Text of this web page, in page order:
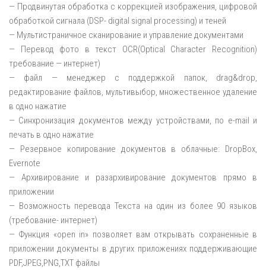
— Продвинутая обработка с коррекцией изображения, цифровой
обработкой сигнала (DSP- digital signal processing) и теней
— Мультистраничное сканирование и управление документами
— Перевод фото в текст OCR(Optical Character Recognition)
требование — интернет)
— файл — менеджер с поддержкой папок, drag&drop,
редактирование файлов, мультивыбор, множественное удаление
в одно нажатие
— Синхронизация документов между устройствами, по e-mail и
печать в одно нажатие
— Резервное копирование документов в облачные: DropBox,
Evernote
— Архивирование и разархивирование документов прямо в
приложении
— Возможность перевода Текста на один из более 90 языков
(требование- интернет)
— Функция «open in» позволяет вам открывать сохраненные в
приложении документы в других приложениях поддерживающие
PDF,JPEG,PNG,TXT файлы